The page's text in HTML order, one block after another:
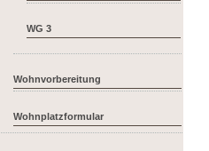
WG 3
Wohnvorbereitung
Wohnplatzformular